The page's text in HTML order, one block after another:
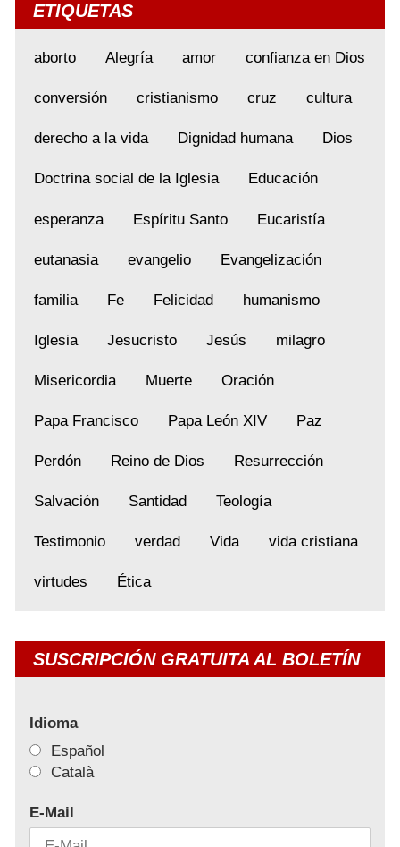
ETIQUETAS
aborto Alegría amor confianza en Dios
conversión cristianismo cruz cultura
derecho a la vida Dignidad humana Dios
Doctrina social de la Iglesia Educación
esperanza Espíritu Santo Eucaristía
eutanasia evangelio Evangelización
familia Fe Felicidad humanismo
Iglesia Jesucristo Jesús milagro
Misericordia Muerte Oración
Papa Francisco Papa León XIV Paz
Perdón Reino de Dios Resurrección
Salvación Santidad Teología
Testimonio verdad Vida vida cristiana
virtudes Ética
SUSCRIPCIÓN GRATUITA AL BOLETÍN
Idioma
Español
Català
E-Mail